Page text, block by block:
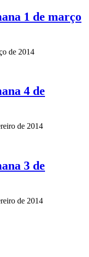
1 de março
de 2014
4 de
de 2014
3 de
de 2014